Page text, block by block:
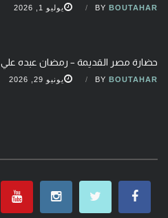
BY BOUTAHAR يوليو 1, 2026
حضارة مصر القديمة – رمضان عبده علي
BY BOUTAHAR يونيو 29, 2026